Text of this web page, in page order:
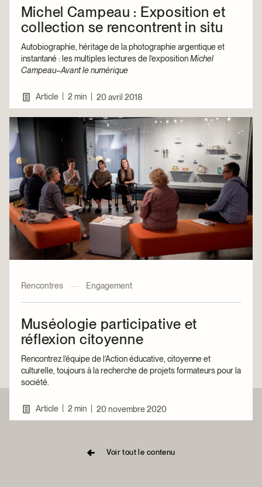
Michel Campeau : Exposition et
collection se rencontrent in situ
Autobiographie, héritage de la photographie argentique et
instantané : les multiples lectures de l’expositionMichel
Campeau–Avant le numérique
Article | 2 min | 20 avril 2018
Rencontres — Engagement
Muséologie participative et
réflexion citoyenne
Rencontrez l’équipe de l’Action éducative, citoyenne et
culturelle, toujours à la recherche de projets formateurs pour la
société.
Article 2 min 20 novembre 2020
Voir tout le contenu